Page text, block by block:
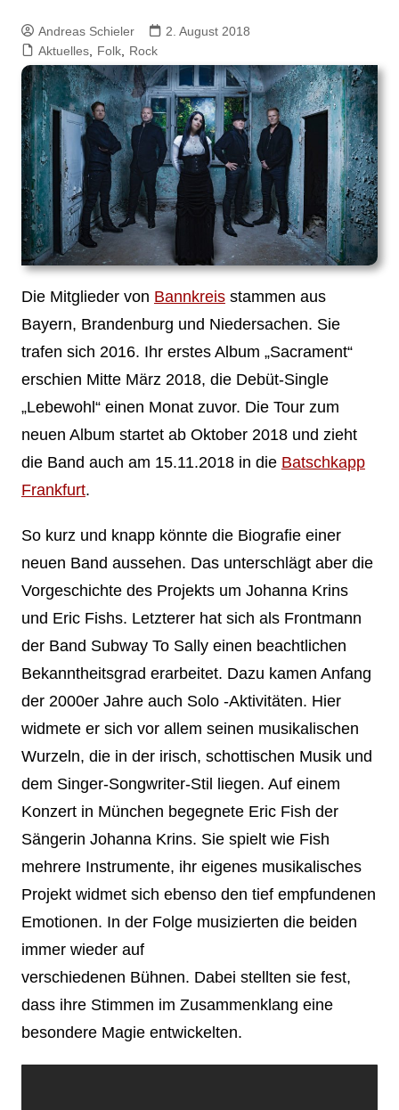
Andreas Schieler
2. August 2018
Aktuelles, Folk, Rock
Die Mitglieder von Bannkreisstammen aus
Bayern, Brandenburg und Niedersachen. Sie
trafen sich 2016. Ihr erstes Album „Sacrament“
erschien Mitte März 2018, die Debüt-Single
„Lebewohl“ einen Monat zuvor. Die Tour zum
neuen Album startet ab Oktober 2018 und zieht
die Band auch am 15.11.2018 in die Batschkapp
Frankfurt.
So kurz und knapp könnte die Biografie einer
neuen Band aussehen. Das unterschlägt aber die
Vorgeschichte des Projekts um Johanna Krins
und Eric Fishs. Letzterer hat sich als Frontmann
der Band Subway To Sally einen beachtlichen
Bekanntheitsgrad erarbeitet. Dazu kamen Anfang
der 2000er Jahre auch Solo -Aktivitäten. Hier
widmete er sich vor allem seinen musikalischen
Wurzeln, die in der irisch, schottischen Musik und
dem Singer-Songwriter-Stil liegen. Auf einem
Konzert in München begegnete Eric Fish der
Sängerin Johanna Krins. Sie spielt wie Fish
mehrere Instrumente, ihr eigenes musikalisches
Projekt widmet sich ebenso den tief empfundenen
Emotionen. In der Folge musizierten die beiden
immer wieder auf
verschiedenen Bühnen. Dabei stellten sie fest,
dass ihre Stimmen im Zusammenklang eine
besondere Magie entwickelten.